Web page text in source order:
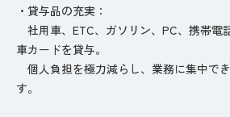
・貸与品の充実：
社用車、ETC、ガソリン、PC、携帯電
車カードを貸与。
個人負担を極力減らし、業務に集中で
す。